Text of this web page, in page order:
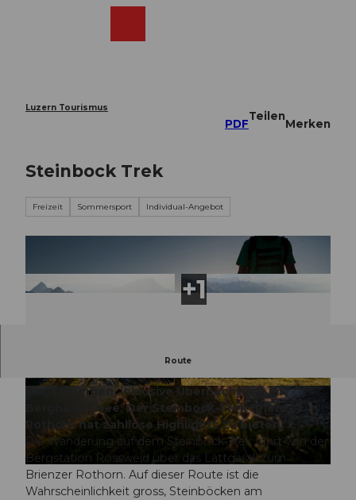
Luzern Tourismus
PDF
Teilen
Merken
Steinbock Trek
Freizeit Sommersport Individual-Angebot
© Maurin Bissig | CC-BY-NC-ND
© Maurin Bissig |CC-BY-NC-ND © Maurin Bissig |CC-BY-NC-ND
Route
Die 2-tägige Gratwanderung mit einem
unglaublichen Panorama und tierischen
Begegnungen, inklusive Übernachtung im
Berghaus Eisee. Der Steinbock-Trek Brienzer
Rothorn hat zahllose Highlights zu bieten!
Die Wanderung auf dem Steinbock-Trek führt von der
Bergstation Rossweid über das Lättgässli zum
Brienzer Rothorn. Auf dieser Route ist die
Wahrscheinlichkeit gross, Steinböcken am